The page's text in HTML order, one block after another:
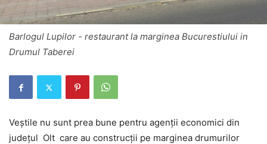
Barlogul Lupilor - restaurant la marginea Bucurestiului in
Drumul Taberei
Veștile nu sunt prea bune pentru agenții economici din
județul Olt care au construcții pe marginea drumurilor